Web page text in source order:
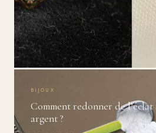
BIJOUX
Comment redonner de
argent ?